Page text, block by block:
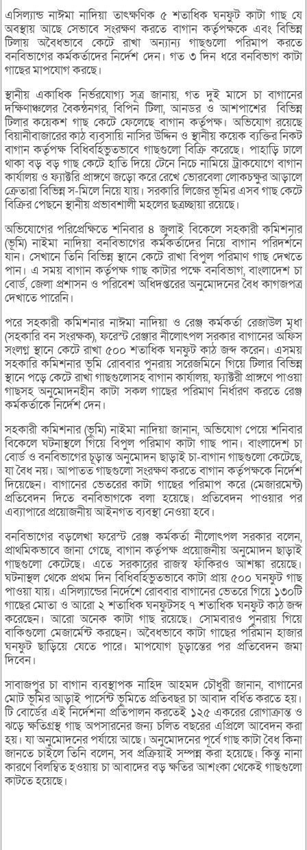
এসিল্যান্ড নাঈমা নাদিয়া তাৎক্ষণিক ৫ শতাধিক ঘনফুট কাটা গাছ যে
অবস্থায় আছে সেভাবে সংরক্ষণ করতে বাগান কর্তৃপক্ষকে এবং বিভিন্ন
টিলায় অবৈধভাবে কেটে রাখা অন্যান্য গাছগুলো পরিমাপ করতে
বনবিভাগের কর্মকর্তাদের নির্দেশ দেন। গত ৩ দিন ধরে বনবিভাগ কাটা
গাছের মাপযোগ করছে।
স্থানীয় একাধিক নির্ভরযোগ্য সূত্র জানায়, গত দুই মাসে চা বাগানের
দক্ষিণাঞ্চলের বৈকন্ঠনগর, বিপিন টিলা, আনডর ও আশপাশের বিভিন্ন
টিলার কয়েকশ গাছ কেটে ফেলেছে বাগান কর্তৃপক্ষ। অভিযোগ রয়েছে
বিয়ানীবাজারের কাঠ ব্যবসায়ি নাসির উদ্দিন ও স্থানীয় কয়েক ব্যক্তির নিকট
বাগান কর্তৃপক্ষ বিধিবর্হিভুতভাবে গাছগুলো বিক্রি করেছে। পাহাড়ি ঢালে
থাকা বড় বড় গাছ কেটে হাতি দিয়ে টেনে নিচে নামিয়ে ট্রাকযোগে বাগান
কার্যালয় ও ফ্যাক্টরি প্রাঙ্গণে জড়ো করে রেখে ভোরবেলা লোকচক্ষুর আড়ালে
ক্রেতারা বিভিন্ন স-মিলে নিয়ে যায়। সরকারি লিজের ভূমির এসব গাছ কেটে
বিক্রির পেছনে স্থানীয় প্রভাবশালী মহলের ছত্রচ্ছায়া রয়েছে।
অভিযোগের পরিপ্রেক্ষিতে শনিবার ৪ জুলাই বিকেলে সহকারী কমিশনার
(ভূমি) নাইমা নাদিয়া বনবিভাগের কর্মকর্তাদের নিয়ে বাগান পরিদর্শনে
যান। সেখানে তিনি বিভিন্ন স্থানে কেটে রাখা বিপুল পরিমাণ গাছ দেখতে
পান। এ সময় বাগান কর্তৃপক্ষ গাছ কাটার পক্ষে বনবিভাগ, বাংলাদেশ চা
বোর্ড, জেলা প্রশাসন ও পরিবেশ অধিদপ্তরের অনুমোদনের বৈধ কাগজপত্র
দেখাতে পারেনি।
পরে সহকারী কমিশনার নাঈমা নাদিয়া ও রেঞ্জ কর্মকর্তা রেজাউল মৃধা
(সহকারি বন সংরক্ষক), ফরেস্ট রেঞ্জার নীলোৎপল সরকার বাগানের অফিস
সংলগ্ন স্থানে কেটে রাখা ৫০০ শতাধিক ঘনফুট কাঠ জব্দ করেন। এসময়
সহকারি কমিশনার ভূমি রোববার পুনরায় সরেজমিনে গিয়ে টিলার বিভিন্ন
স্থানে পড়ে কেটে রাখা গাছগুলোসহ বাগান কার্যালয়, ফ্যাক্টরী প্রাঙ্গণে পাওয়া
গাছসহ অনুমোদনহীন কাটা সকল গাছের পরিমাণ নির্ধারণ করতে রেঞ্জ
কর্মকর্তাকে নির্দেশ দেন।
সহকারী কমিশনার (ভূমি) নাইমা নাদিয়া জানান, অভিযোগ পেয়ে শনিবার
বিকেলে ঘটনাস্থলে গিয়ে বিপুল পরিমাণ কাটা গাছ পান। বাংলাদেশ চা
বোর্ড ও বনবিভাগের চূড়ান্ত অনুমোদন ছাড়াই চা-বাগান গাছগুলো কেটেছে,
যা বৈধ নয়। আপাতত গাছগুলো সংরক্ষণ করতে বাগান কর্তৃপক্ষকে নির্দেশ
দিয়েছেন। বাগানের ভেতরের কাটা গাছের পরিমাপ করে (মেজারমেন্ট)
প্রতিবেদন দিতে বনবিভাগকে বলা হয়েছে। প্রতিবেদন পাওয়ার পর
এব্যাপারে প্রয়োজনীয় আইনগত ব্যবস্থা নেওয়া হবে।
বনবিভাগের বড়লেখা ফরেস্ট রেঞ্জ কর্মকর্তা নীলোৎপল সরকার বলেন,
প্রাথমিকভাবে জানা গেছে, বাগান কর্তৃপক্ষ প্রয়োজনীয় অনুমোদন ছাড়াই
গাছগুলো কেটেছে। এতে সরকারের রাজস্ব ফাঁকিরও আশঙ্কা রয়েছে।
ঘটনাস্থল থেকে প্রথম দিন বিধিবর্হিভুতভাবে কাটা প্রায় ৫০০ ঘনফুট গাছ
পাওয়া যায়। এসিল্যান্ডের নির্দেশে রোববার বাগানের ভেতরে গিয়ে ১৩০টি
গাছের মোতা ও আরো ২ শতাধিক ঘনফুটসহ ৭ শতাধিক ঘনফুট কাঠ জব্দ
করেছেন। আরো অনেক কাটা গাছ রয়েছে। সোমবারও পুনরায় গিয়ে
বাকিগুলো মেজার্মেন্ট করছেন। অবৈধভাবে কাটা গাছের পরিমান হাজার
ঘনফুট ছাড়িয়ে যেতে পারে। মাপযোগ চূড়ান্তের পর প্রতিবেদন জমা
দিবেন।
সাবাজপুর চা বাগান ব্যবস্থাপক নাহিদ আহমদ চৌধুরী জানান, বাগানের
মোট ভূমির আড়াই পার্সেন্ট ভূমিতে প্রতিবছর চা আবাদ বর্ধিত করতে হয়।
টি বোর্ডের এই নির্দেশনা প্রতিপালন করতেই ১২৫ একরের রোগাক্রান্ত ও
ঝড়ে ক্ষতিগ্রস্থ গাছ অপসারনের জন্য চলিত বছরের এপ্রিলে আবেদন করা
হয়। যা অনুমোদনের পর্যায়ে আছে। অনুমোদনের পূর্বে গাছ কাটা বৈধ কিনা
জানতে চাইলে তিনি বলেন, সব প্রক্রিয়াই সম্পন্ন করা হয়েছে। কিন্তু নানা
কারণে বিলম্বিত হওয়ায় চা আবাদের বড় ক্ষতির আশংকা থেকেই গাছগুলো
কাটতে হয়েছে।